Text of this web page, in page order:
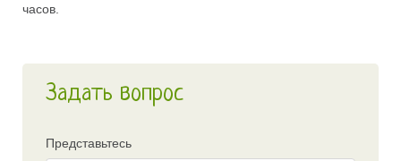
часов.
Задать вопрос
Представьтесь